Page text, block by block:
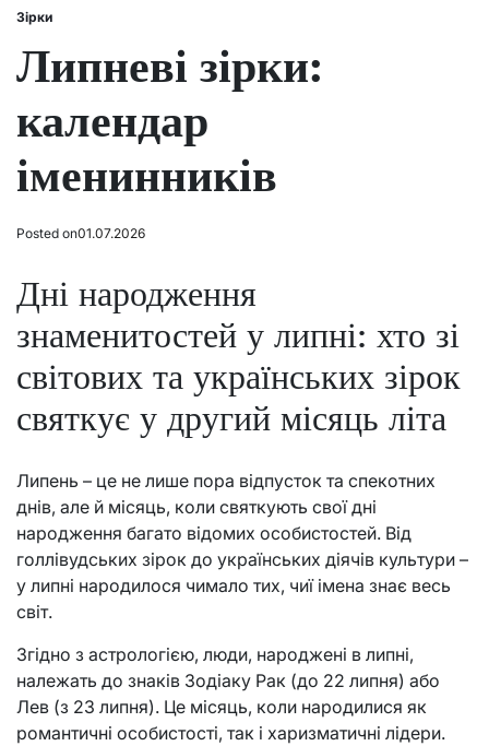
Posted
Зірки
Липневі зірки:
календар
іменинників
Posted on01.07.2026
Дні народження
знаменитостей у липні: хто зі
світових та українських зірок
святкує у другий місяць літа
Липень – це не лише пора відпусток та спекотних
днів, але й місяць, коли святкують свої дні
народження багато відомих особистостей. Від
голлівудських зірок до українських діячів культури –
у липні народилося чимало тих, чиї імена знає весь
світ.
Згідно з астрологією, люди, народжені в липні,
належать до знаків Зодіаку Рак (до 22 липня) або
Лев (з 23 липня). Це місяць, коли народилися як
романтичні особистості, так і харизматичні лідери.